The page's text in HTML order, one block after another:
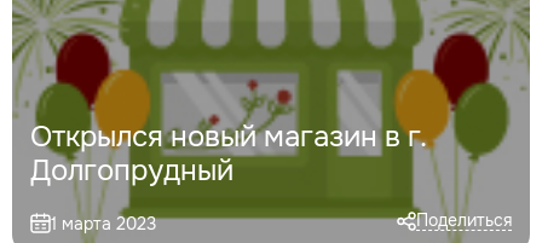
Открылся новый магазин в г.
Долгопрудный
1 марта 2023 Поделиться